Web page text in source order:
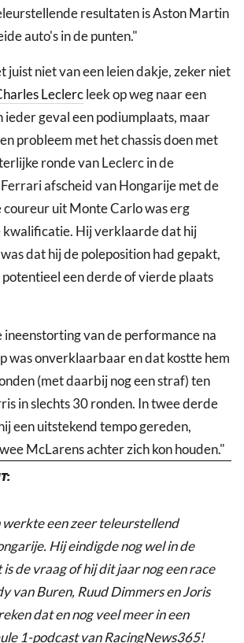
resultaten is Aston Martin
auto's in de punten."
juist niet van een leien dakje, zeker niet
Leclercleek op weg naar een
ieder geval een podiumplaats, maar
probleem met het chassis doen met
ronde van Leclerc in de
afscheid van Hongarije met de
uit Monte Carlo was erg
kwalificatie. Hij verklaarde dat hij
dat hij de poleposition had gepakt,
een derde of vierde plaats
ineenstorting van de performance na
was onverklaarbaar en dat kostte hem
(met daarbij nog een straf) ten
in slechts 30 ronden. In twee derde
een uitstekend tempo gereden,
McLarens achter zich kon houden."
een zeer teleurstellend
Hij eindigde nog wel in de
de vraag of hij dit jaar nog een race
van Buren, Ruud Dimmers en Joris
dat en nog veel meer in een
1-podcast van RacingNews365!